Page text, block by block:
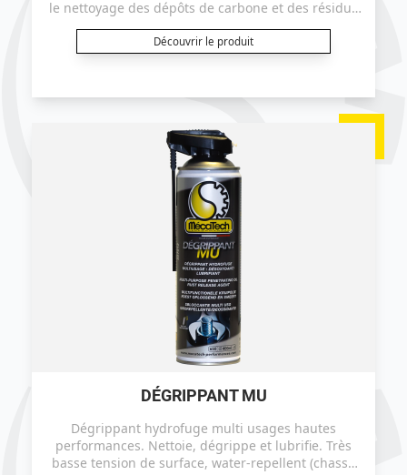
le nettoyage des dépôts de carbone et des résidus
lubrifiant.
Découvrir le produit
DÉGRIPPANT MU
Dégrippant hydrofuge multi usages hautes
performances. Nettoie, dégrippe et lubrifie. Très
basse tension de surface, water-repellent (chasse